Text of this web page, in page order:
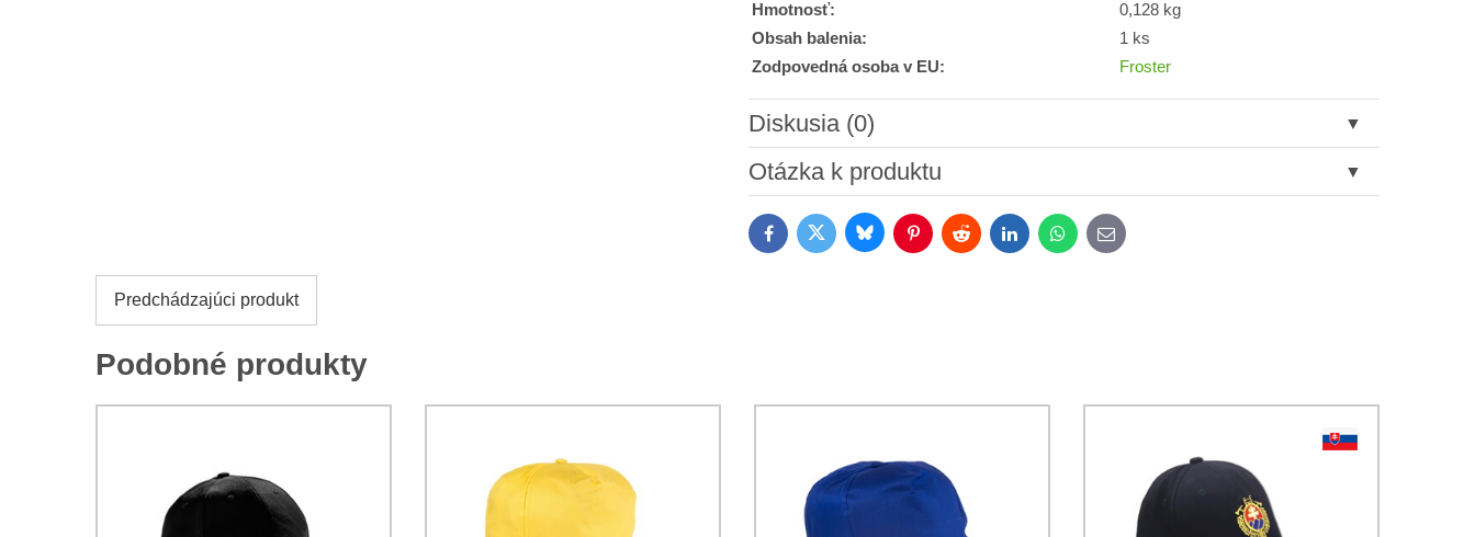
Hmotnosť:
0,128 kg
Obsah balenia:
1 ks
Zodpovedná osoba v EU:
Froster
Diskusia (0)
Nový komentár
Oboznámil som sa s podmienkamiOchrany osobných údajovspoločnosti Bomba s.r.o.
(Povinné)
Otázka k produktu
Odoslať
FacebookTwitter BlueskyPinterestReddit LinkedInWhatsApp
E-
mail
Predchádzajúci produkt
Podobné produkty